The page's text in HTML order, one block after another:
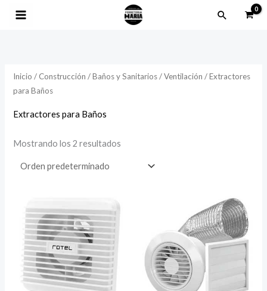
Buscar
Inicio / Construcción /Baños y Sanitarios/Ventilación / Extractores
para Baños
Extractores para Baños
Mostrando los 2 resultados